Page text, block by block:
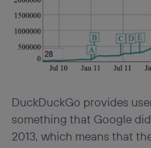
DuckDuckGo provides
something that Google
2013, which means that